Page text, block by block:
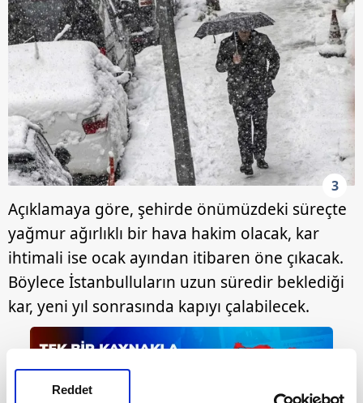
Reddet
3
Açıklamaya göre, şehirde önümüzdeki süreçte
yağmur ağırlıklı bir hava hakim olacak, kar
ihtimali ise ocak ayından itibaren öne çıkacak.
Böylece İstanbulluların uzun süredir beklediği
kar, yeni yıl sonrasında kapıyı çalabilecek.